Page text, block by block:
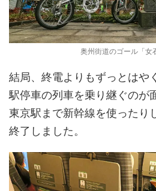
奥州街道のゴール「女
結局、終電よりもずっとはや
駅停車の列車を乗り継ぐのが
東京駅まで新幹線を使ったり
終了しました。